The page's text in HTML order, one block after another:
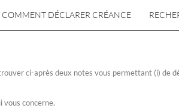
COMMENT DÉCLARER CRÉANCE
ci-après deux notes vous permettant (i) de
vous concerne.